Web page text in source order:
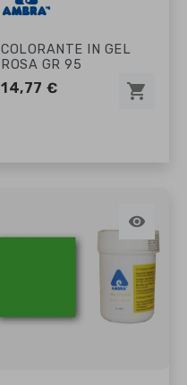
COLORANTE IN GEL
ROSA GR 95
14,77 € shopping_cart
